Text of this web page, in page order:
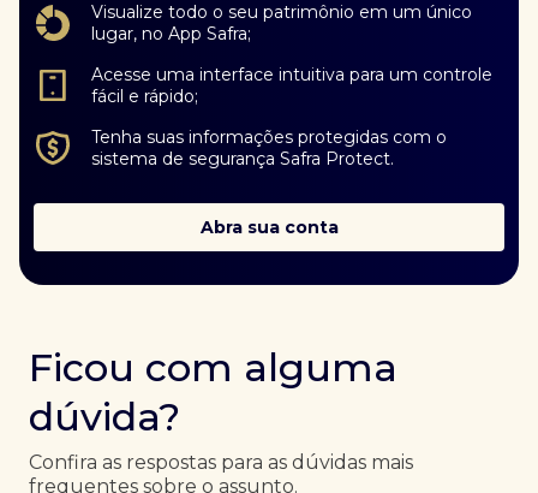
Visualize todo o seu patrimônio em um único
lugar, no App Safra;
Acesse uma interface intuitiva para um controle
fácil e rápido;
Tenha suas informações protegidas com o
sistema de segurança Safra Protect.
Abra sua conta
Ficou com alguma
dúvida?
Confira as respostas para as dúvidas mais
frequentes sobre o assunto.